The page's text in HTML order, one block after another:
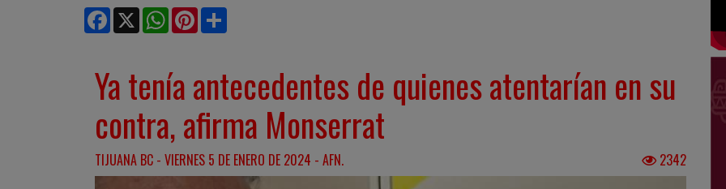
Facebook
X WhatsApp
Pinterest
Ya tenía antecedentes de quienes atentarían en su
contra, afirma Monserrat
TIJUANA BC - VIERNES 5 DE ENERO DE 2024 - AFN. 2342